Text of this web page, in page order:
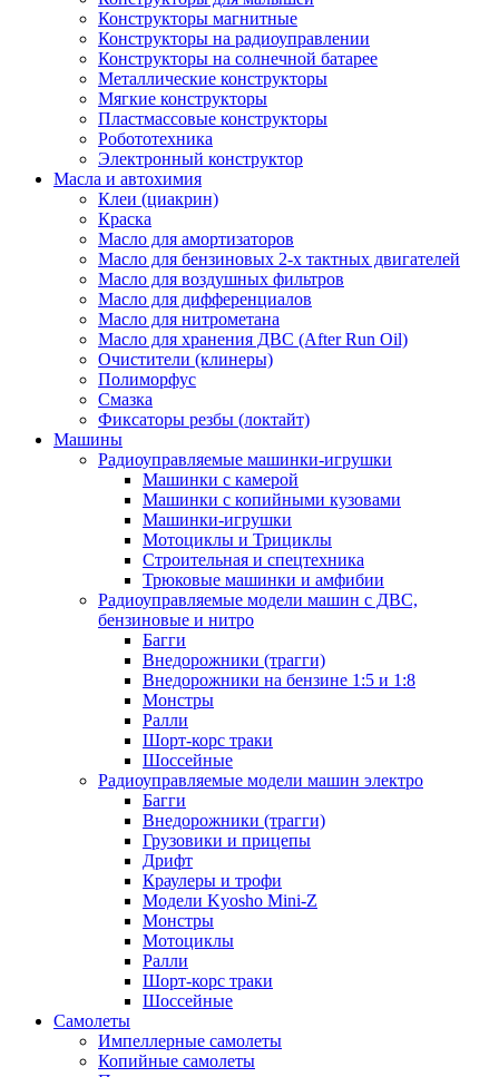
Конструкторы магнитные
Конструкторы на радиоуправлении
Конструкторы на солнечной батарее
Металлические конструкторы
Мягкие конструкторы
Пластмассовые конструкторы
Робототехника
Электронный конструктор
Масла и автохимия
Клеи (циакрин)
Краска
Масло для амортизаторов
Масло для бензиновых 2-х тактных двигателей
Масло для воздушных фильтров
Масло для дифференциалов
Масло для нитрометана
Масло для хранения ДВС (After Run Oil)
Очистители (клинеры)
Полиморфус
Смазка
Фиксаторы резбы (локтайт)
Машины
Радиоуправляемые машинки-игрушки
Машинки с камерой
Машинки с копийными кузовами
Машинки-игрушки
Мотоциклы и Трициклы
Строительная и спецтехника
Трюковые машинки и амфибии
Радиоуправляемые модели машин с ДВС,
бензиновые и нитро
Багги
Внедорожники (трагги)
Внедорожники на бензине 1:5 и 1:8
Монстры
Ралли
Шорт-корс траки
Шоссейные
Радиоуправляемые модели машин электро
Багги
Внедорожники (трагги)
Грузовики и прицепы
Дрифт
Краулеры и трофи
Модели Kyosho Mini-Z
Монстры
Мотоциклы
Ралли
Шорт-корс траки
Шоссейные
Самолеты
Импеллерные самолеты
Копийные самолеты